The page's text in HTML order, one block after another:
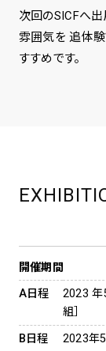
次回のSICFへ出
雰囲気を 追体験
すすめです。
開催期間
A日程
2023 年
組］
B日程 2023年5